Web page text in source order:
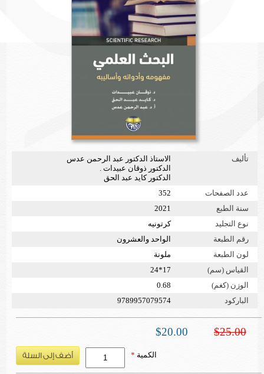
تأليف
الاستاذ الدكتور عبد الرحمن عدس
الدكتور ذوقان عبيدات .
الدكتور كايد عبد الحق
عدد الصفحات
352
سنة الطبع
2021
نوع التجليد
كرتونيه
رقم الطبعة
الواحد والعشرون
لون الطبعة
ملونة
القياس (سم)
17*24
الوزن (كغم)
0.68
الباركود
9789957079574
$25.00
$20.00
الكمية *